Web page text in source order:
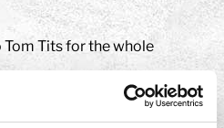
Tits for the whole